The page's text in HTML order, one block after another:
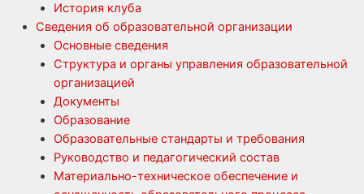
История клуба
Сведения об образовательной организации
Основные сведения
Структура и органы управления образовательной
организацией
Документы
Образование
Образовательные стандарты и требования
Руководство и педагогический состав
Материально-техническое обеспечение и